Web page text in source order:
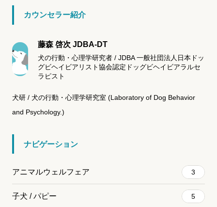
カウンセラー紹介
藤森 啓次 JDBA-DT
犬の行動・心理学研究者 / JDBA 一般社団法人日本ドッ
グビヘイビアリスト協会認定ドッグビヘイビアラルセ
ラピスト
犬研 / 犬の行動・心理学研究室 (Laboratory of Dog Behavior
and Psychology.)
ナビゲーション
アニマルウェルフェア 3
子犬 / パピー 5